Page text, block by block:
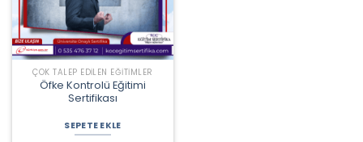
ÇOK TALEP EDILEN EĞITIMLER
Öfke Kontrolü Eğitimi
Sertifikası
SEPETE EKLE